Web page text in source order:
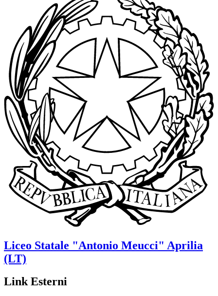
Liceo Statale "Antonio Meucci" Aprilia
(LT)
Link Esterni